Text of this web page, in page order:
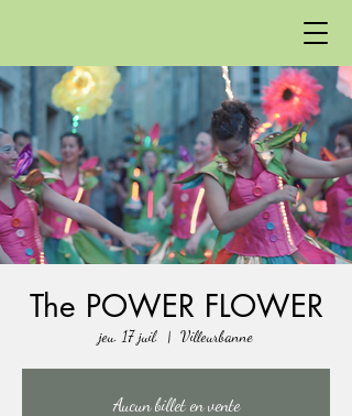
The POWER FLOWER
jeu. 17 juil.
  |
Villeurbanne
Aucun billet en vente